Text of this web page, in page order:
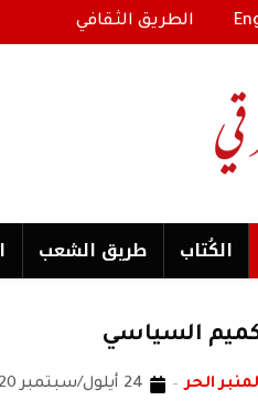
الطريق الثقافي
الكُتاب طریق الشعب
السياسي
الحر 24 أيلول/سبتمبر 2020